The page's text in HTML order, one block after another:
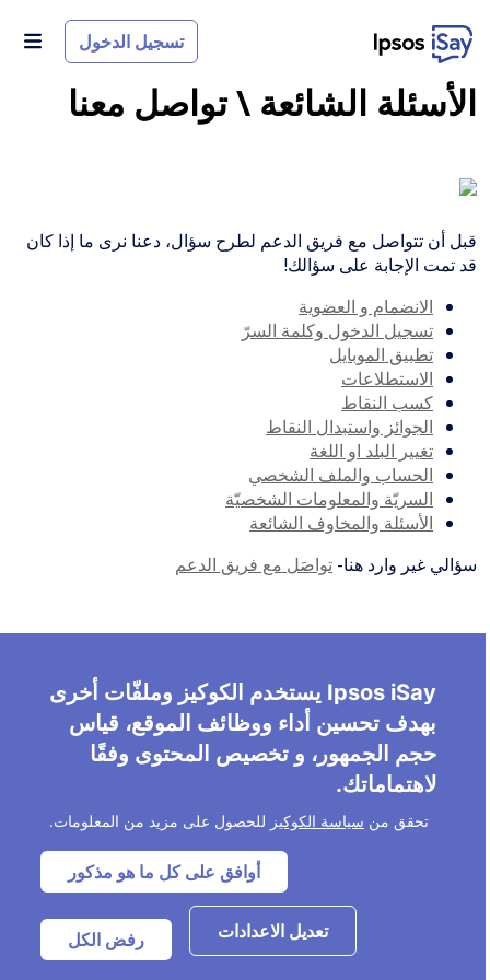
Ipsos iSay يستخدم الكوكيز وملفّات أخرى
بهدف تحسين أداء ووظائف الموقع، قياس
حجم الجمهور، و تخصيص المحتوى وفقًا
لاهتماماتك.
تحقق من سياسة الكوكيز للحصول على مزيد من المعلومات.
أوافق على كل ما هو مذكور
تعديل الاعدادات رفض الكل
تسجيل الدخول
الأسئلة الشائعة \ تواصل معنا
قبل أن تتواصل مع فريق الدعم لطرح سؤال، دعنا نرى ما إذا كان
قد تمت الإجابة على سؤالك!
الانضمام و العضوية
تسجيل الدخول وكلمة السرّ
تطبيق الموبايل
الاستطلاعات
كسب النقاط
الجوائز واستبدال النقاط
تغيير البلد او اللغة
الحساب والملف الشخصي
السريّة والمعلومات الشخصيّة
الأسئلة والمخاوف الشائعة
سؤالي غير وارد هنا- تواصَل مع فريق الدعم